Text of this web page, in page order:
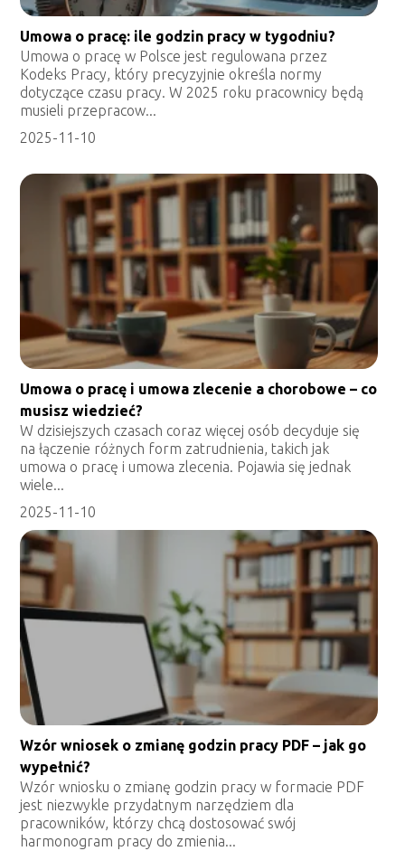
Umowa o pracę: ile godzin pracy w tygodniu?
Umowa o pracę w Polsce jest regulowana przez
Kodeks Pracy, który precyzyjnie określa normy
dotyczące czasu pracy. W 2025 roku pracownicy będą
musieli przepracow...
2025-11-10
Umowa o pracę i umowa zlecenie a chorobowe – co
musisz wiedzieć?
W dzisiejszych czasach coraz więcej osób decyduje się
na łączenie różnych form zatrudnienia, takich jak
umowa o pracę i umowa zlecenia. Pojawia się jednak
wiele...
2025-11-10
Wzór wniosek o zmianę godzin pracy PDF – jak go
wypełnić?
Wzór wniosku o zmianę godzin pracy w formacie PDF
jest niezwykle przydatnym narzędziem dla
pracowników, którzy chcą dostosować swój
harmonogram pracy do zmienia...